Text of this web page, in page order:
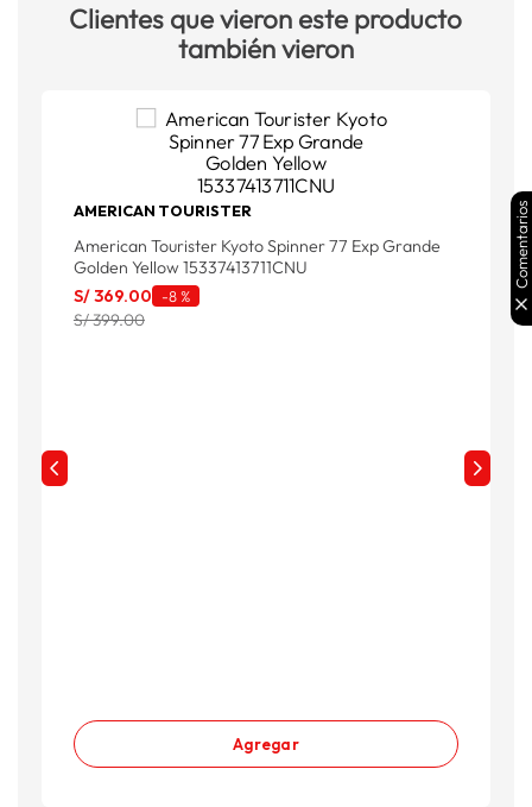
Clientes que vieron este producto
también vieron
AMERICAN TOURISTER
American Tourister Kyoto Spinner 77 Exp Grande
Golden Yellow 15337413711CNU
S/369.00 -8 %
S/ 399.00
Agregar
Comentarios